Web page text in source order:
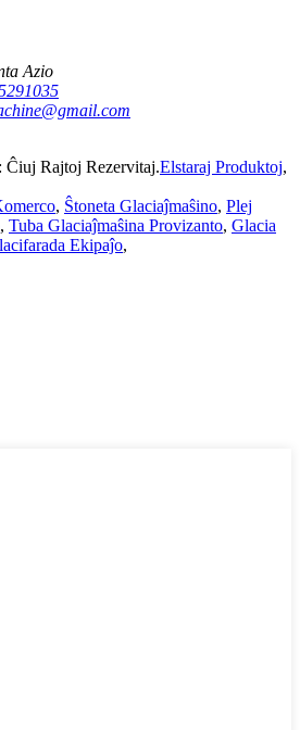
Azio
Rajtoj Rezervitaj.Elstaraj Produktoj,
, Ŝtoneta Glaciaĵmaŝino, Plej
, Tuba Glaciaĵmaŝina Provizanto, Glacia
Ekipaĵo,